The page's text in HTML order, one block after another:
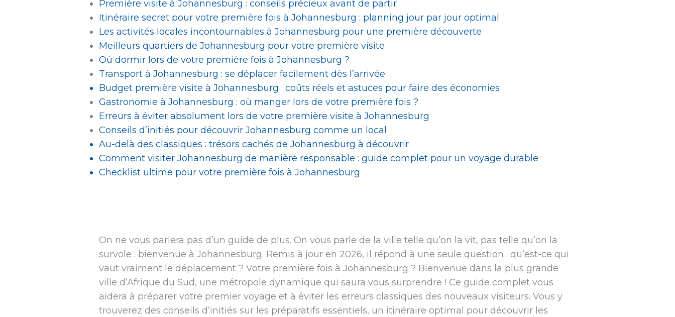
Première visite à Johannesburg : conseils précieux avant de partir
Itinéraire secret pour votre première fois à Johannesburg : planning jour par jour optimal
Les activités locales incontournables à Johannesburg pour une première découverte
Meilleurs quartiers de Johannesburg pour votre première visite
Où dormir lors de votre première fois à Johannesburg ?
Transport à Johannesburg : se déplacer facilement dès l’arrivée
Budget première visite à Johannesburg : coûts réels et astuces pour faire des économies
Gastronomie à Johannesburg : où manger lors de votre première fois ?
Erreurs à éviter absolument lors de votre première visite à Johannesburg
Conseils d’initiés pour découvrir Johannesburg comme un local
Au-delà des classiques : trésors cachés de Johannesburg à découvrir
Comment visiter Johannesburg de manière responsable : guide complet pour un voyage durable
Checklist ultime pour votre première fois à Johannesburg
On ne vous parlera pas d’un guide de plus. On vous parle de la ville telle qu’on la vit, pas telle qu’on la
survole : bienvenue à Johannesburg. Remis à jour en 2026, il répond à une seule question : qu’est-ce qui
vaut vraiment le déplacement ? Votre première fois à Johannesburg ? Bienvenue dans la plus grande
ville d’Afrique du Sud, une métropole dynamique qui saura vous surprendre ! Ce guide complet vous
aidera à préparer votre premier voyage et à éviter les erreurs classiques des nouveaux visiteurs. Vous y
trouverez des conseils d’initiés sur les préparatifs essentiels, un itinéraire optimal pour découvrir les